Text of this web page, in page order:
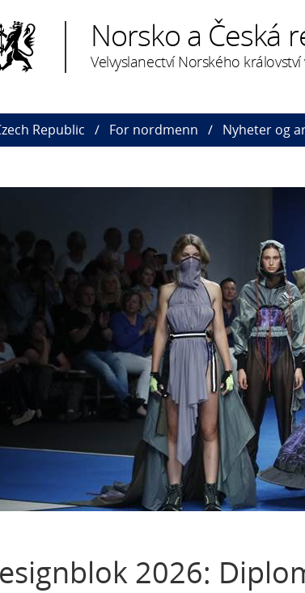
Norsko a Česká
Velvyslanectví Norského království
Republic For nordmenn Nyheter og
2026: